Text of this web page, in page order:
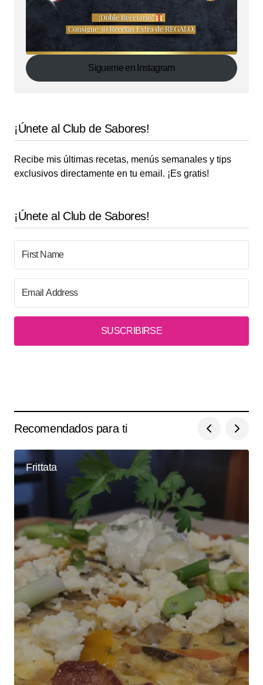
Sigueme en Instagram
¡Únete al Club de Sabores!
Recibe mis últimas recetas, menús semanales y tips
exclusivos directamente en tu email. ¡Es gratis!
¡Únete al Club de Sabores!
SUSCRIBIRSE
Recomendados para ti
Frittata